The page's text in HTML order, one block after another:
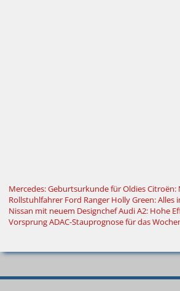
Mercedes: Geburtsurkunde für OldiesCitroën:
Rollstuhlfahrer Ford Ranger Holly Green: Alles
Nissan mit neuem DesignchefAudi A2: Hohe
VorsprungADAC-Stauprognose für das